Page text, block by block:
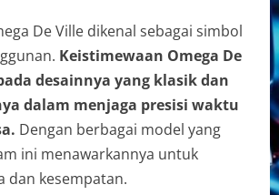
De Ville dikenal sebagai simbol
Keistimewaan Omega De
desainnya yang klasik dan
dalam menjaga presisi waktu
Dengan berbagai model yang
ini menawarkannya untuk
dan kesempatan.